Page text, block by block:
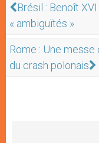
Brésil : Benoît
« ambiguïtés »
Rome : Une
du crash polonais